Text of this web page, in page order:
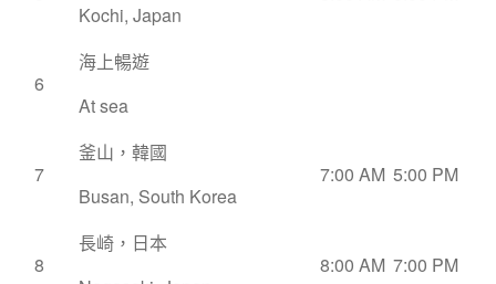
Kochi, Japan
6
海上暢遊
At sea
7
釜山，韓國
Busan, South Korea
7:00 AM 5:00 PM
8
長崎，日本
8:00 AM 7:00 PM